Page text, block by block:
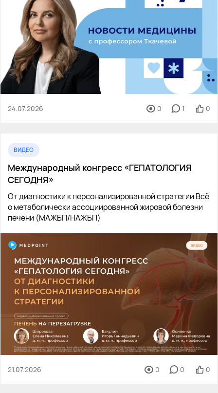
24.07.2026 0 1 0
ВИДЕО
Международный конгресс «ГЕПАТОЛОГИЯ
СЕГОДНЯ»
От диагностики к персонализированной стратегии Всё
о метаболически ассоциированной жировой болезни
печени (МАЖБП/НАЖБП)
21.07.2026 0 0 0